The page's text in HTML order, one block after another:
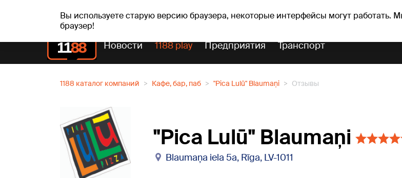
Вы используете старую версию браузера, некоторые интерфейсы могут работать.
браузер!
чт, 06.08.2026. +25°C Aisma, Askolds Прогноз погоды Гороскопы
Новости 1188 play Предприятия Транспорт
1188 каталог компаний Кафе, бар, паб "Pica Lulū" Blaumaņi Отзывы
"Pica Lulū" Blaumaņi
Blaumaņa iela 5a, Rīga, LV-1011